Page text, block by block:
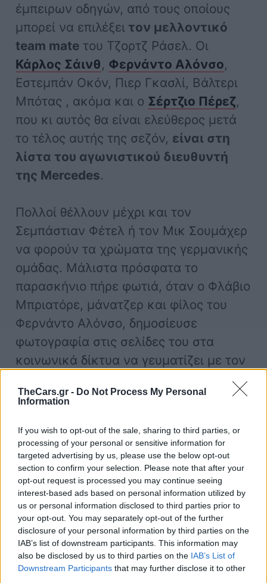
TheCars.gr - Do Not Process My Personal
Information
If you wish to opt-out of the sale, sharing to third parties, or
processing of your personal or sensitive information for
targeted advertising by us, please use the below opt-out
section to confirm your selection. Please note that after your
opt-out request is processed you may continue seeing
interest-based ads based on personal information utilized by
us or personal information disclosed to third parties prior to
your opt-out. You may separately opt-out of the further
disclosure of your personal information by third parties on the
IAB’s list of downstream participants. This information may
also be disclosed by us to third parties on the IAB’s List of
Downstream Participants that may further disclose it to other
έμπειρων οδηγών, από τους οποίους
μπορεί να επιλέξει τον μελλοντικό
team mate του Τζορτζ Ράσελ. Οι
Κάρλος Σάινθ, Φερνάντο Αλόνσο,
Εστεμπάν Οκόν, Πιερ Γκασλί, Βάλτερι
Μπότας , ακόμα και ο Σέρτζιο Πέρεζ,
που κι αυτός θα είναι ελεύθερος μετά
το τέλος αυτής της σεζόν, είναι στη
λίστα του αγωνιστικού διευθυντή
της Mercedes.
Πολλοί θέλλουν μέχρι και τον
Σεμπάστιαν Φέτελ ή τον Μικ Σουμάχερ
να φορούν τα χρώματα της γερμανικής
ομάδας. Μάλιστα πρόσφατα το
παρασκήνιο πήρε φωτιά, όταν ο Φλάβιο
Μπριατόρε, μάνατζερ και φίλος του
Φερνάντο Αλόνσο, δημοσίευσε
φωτογραφία στις σελίδες του στα
κοινωνικά δίκτυα να γευματίζει με τον